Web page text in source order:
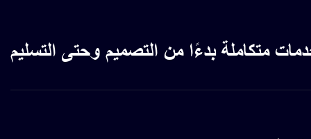
متكاملة بدءًا من التصميم وحتى التسليم